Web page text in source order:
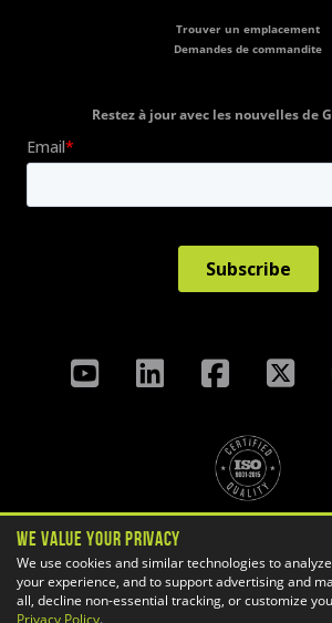
Trouver un emplacement
Demandes de commandite
Restez à jour avec les nouvelles de
Politique de confidentialité
Préférences des témoins
We Value Your Privacy
We use cookies and similar technologies to
your experience, and to support advertising and
all, decline non-essential tracking, or customize
Privacy Policy.